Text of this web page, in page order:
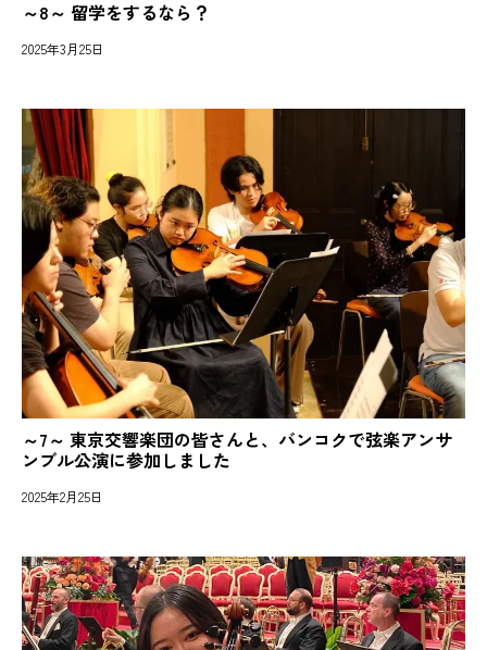
～8～ 留学をするなら？
2025年3月25日
～7～ 東京交響楽団の皆さんと、バンコクで弦楽アンサ
ンブル公演に参加しました
2025年2月25日